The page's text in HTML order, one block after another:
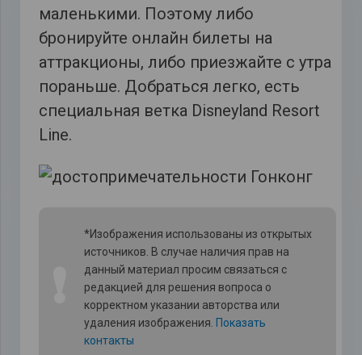
маленькими. Поэтому либо
бронируйте онлайн билеты на
аттракционы, либо приезжайте с утра
пораньше. Добраться легко, есть
специальная ветка Disneyland Resort
Line.
*Изображения использованы из открытых
источников. В случае наличия прав на
данный материал просим связаться с
редакцией для решения вопроса о
корректном указании авторства или
удаления изображения. Показать
контакты